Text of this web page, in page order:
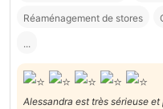
Réaménagement de stores
...
Alessandra est très sérieuse